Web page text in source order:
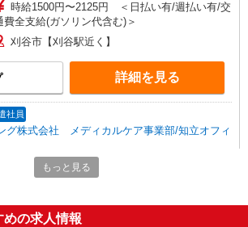
時給1500円〜2125円 ＜日払い有/週払い有/交
費全支給(ガソリン代含む)＞
刈谷市【刈谷駅近く】
詳細を見る
社員
グ株式会社 メディカルケア事業部/知立オフィ
看護助手（ナースエイド）
愛知県刈谷市 【最寄駅】野田新町駅
もっと見る
めの求人情報